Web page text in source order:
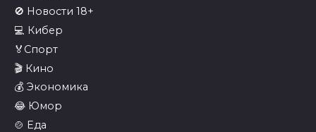
🚫 Новости 18+
💻 Кибер
🏅Спорт
🎬 Кино
💰 Экономика
😂 Юмор
🍲 Еда